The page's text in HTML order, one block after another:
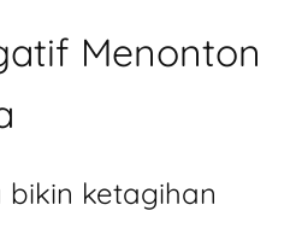
Menonton
ketagihan